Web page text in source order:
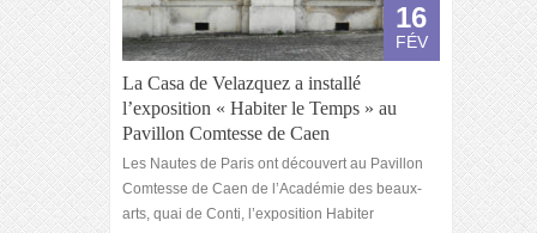
16
FÉV
La Casa de Velazquez a installé
l’exposition « Habiter le Temps » au
Pavillon Comtesse de Caen
Les Nautes de Paris ont découvert au Pavillon
Comtesse de Caen de l’Académie des beaux-
arts, quai de Conti, l’exposition Habiter